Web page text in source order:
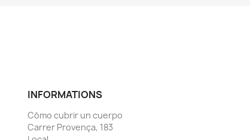
INFORMATIONS
Cómo cubrir un cuerpo
Carrer Provença, 183